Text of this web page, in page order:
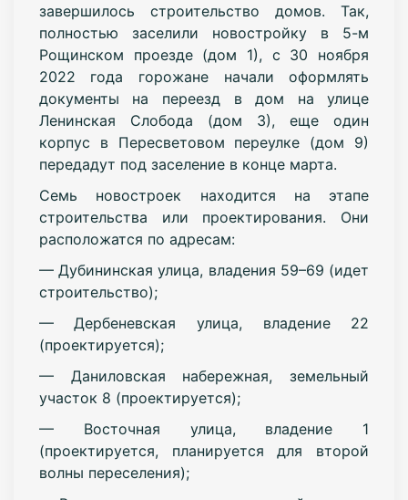
завершилось строительство домов. Так,
полностью заселили новостройку в 5-м
Рощинском проезде (дом 1), с 30 ноября
2022 года горожане начали оформлять
документы на переезд в дом на улице
Ленинская Слобода (дом 3), еще один
корпус в Пересветовом переулке (дом 9)
передадут под заселение в конце марта.
Семь новостроек находится на этапе
строительства или проектирования. Они
расположатся по адресам:
— Дубининская улица, владения 59–69 (идет
строительство);
— Дербеневская улица, владение 22
(проектируется);
— Даниловская набережная, земельный
участок 8 (проектируется);
— Восточная улица, владение 1
(проектируется, планируется для второй
волны переселения);